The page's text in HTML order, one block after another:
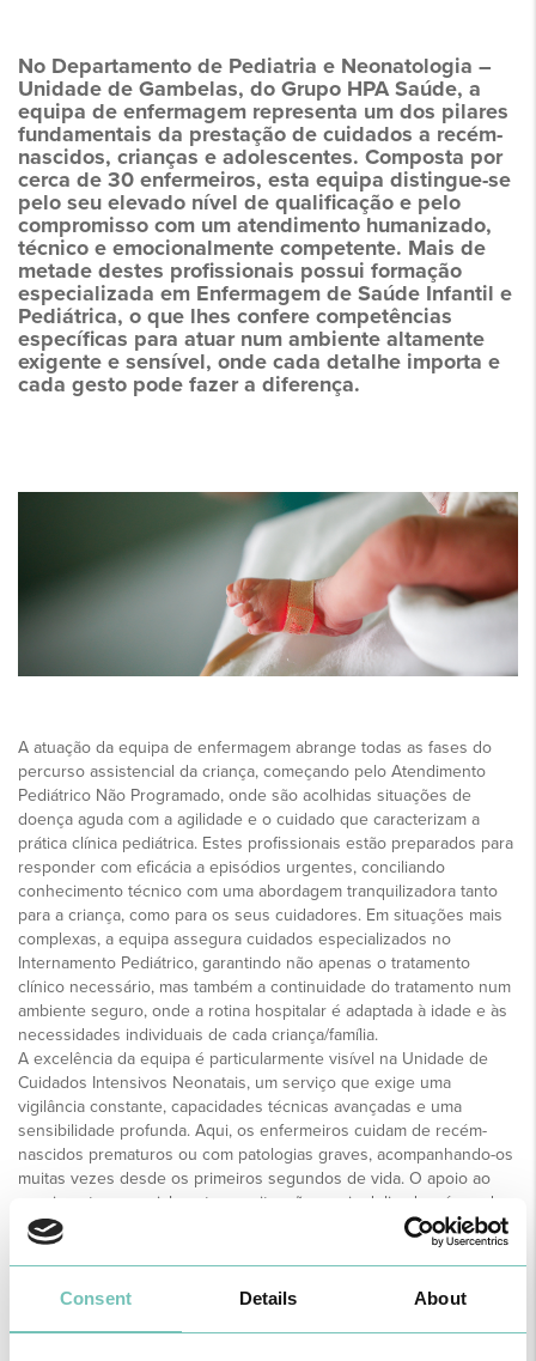
Consent Details About
No Departamento de Pediatria e Neonatologia –
Unidade de Gambelas, do Grupo HPA Saúde, a
equipa de enfermagem representa um dos pilares
fundamentais da prestação de cuidados a recém-
nascidos, crianças e adolescentes. Composta por
cerca de 30 enfermeiros, esta equipa distingue-se
pelo seu elevado nível de qualificação e pelo
compromisso com um atendimento humanizado,
técnico e emocionalmente competente. Mais de
metade destes profissionais possui formação
especializada em Enfermagem de Saúde Infantil e
Pediátrica, o que lhes confere competências
específicas para atuar num ambiente altamente
exigente e sensível, onde cada detalhe importa e
cada gesto pode fazer a diferença.
A atuação da equipa de enfermagem abrange todas as fases do
percurso assistencial da criança, começando pelo Atendimento
Pediátrico Não Programado, onde são acolhidas situações de
doença aguda com a agilidade e o cuidado que caracterizam a
prática clínica pediátrica. Estes profissionais estão preparados para
responder com eficácia a episódios urgentes, conciliando
conhecimento técnico com uma abordagem tranquilizadora tanto
para a criança, como para os seus cuidadores. Em situações mais
complexas, a equipa assegura cuidados especializados no
Internamento Pediátrico, garantindo não apenas o tratamento
clínico necessário, mas também a continuidade do tratamento num
ambiente seguro, onde a rotina hospitalar é adaptada à idade e às
necessidades individuais de cada criança/família.
A excelência da equipa é particularmente visível na Unidade de
Cuidados Intensivos Neonatais, um serviço que exige uma
vigilância constante, capacidades técnicas avançadas e uma
sensibilidade profunda. Aqui, os enfermeiros cuidam de recém-
nascidos prematuros ou com patologias graves, acompanhando-os
muitas vezes desde os primeiros segundos de vida. O apoio ao
nascimento, especialmente em situações mais delicadas, é um dos
momentos mais críticos do percurso neonatal, é também onde a
formação e a experiência dos enfermeiros se revelam essenciais
cuidadosamente planeada para garantir não só cuidados seguros,